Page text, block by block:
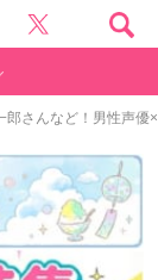
さんなど！男性声